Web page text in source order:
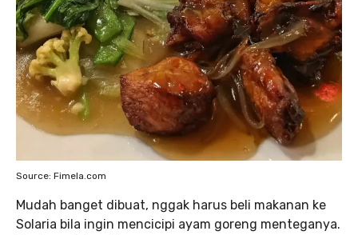
Source: Fimela.com
Mudah banget dibuat, nggak harus beli makanan ke
Solaria bila ingin mencicipi ayam goreng menteganya.